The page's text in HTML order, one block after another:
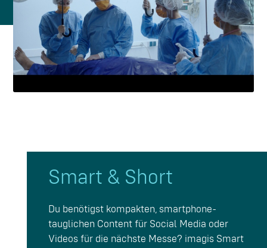
Smart &Short
Du benötigst kompakten, smartphone-
tauglichen Content für Social Media oder
Videos für die nächste Messe? imagis Smart